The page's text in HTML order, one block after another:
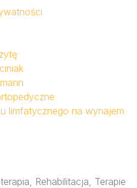
limfatycznego na wynajem
Rehabilitacja, Terapie